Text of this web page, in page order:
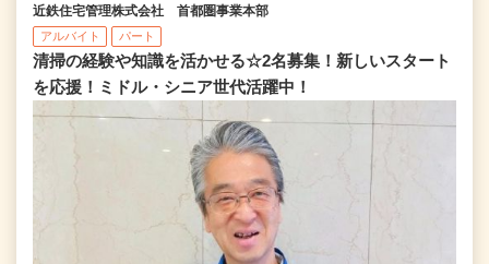
近鉄住宅管理株式会社 首都圏事業本部
アルバイト パート
清掃の経験や知識を活かせる☆2名募集！新しいスタート
を応援！ミドル・シニア世代活躍中！